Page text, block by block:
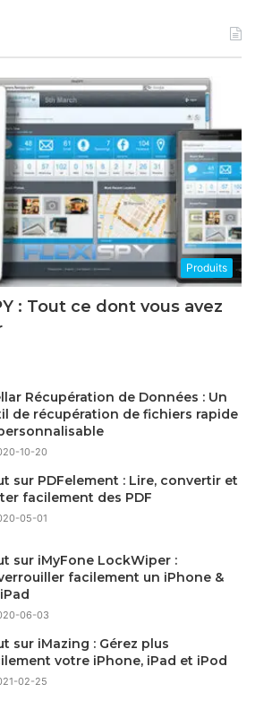
Produits
: Tout ce dont vous avez
Récupération de Données : Un
de récupération de fichiers rapide
10-20
sur PDFelement : Lire, convertir et
facilement des PDF
05-01
sur iMyFone LockWiper :
facilement un iPhone &
06-03
sur iMazing : Gérez plus
votre iPhone, iPad et iPod
02-25